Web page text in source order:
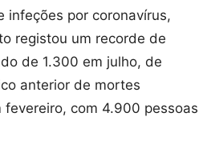
infeções por coronavírus,
registou um recorde de
de 1.300 em julho, de
anterior de mortes
com 4.900 pessoas